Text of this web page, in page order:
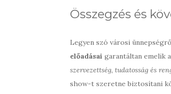
Összegzés és
Legyen szó városi
előadásai garantáltan emelik
szervezettség, tudatosság és
show-t szeretne biztosítani